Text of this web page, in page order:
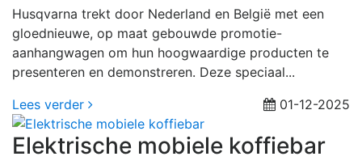
Husqvarna trekt door Nederland en België met een
gloednieuwe, op maat gebouwde promotie-
aanhangwagen om hun hoogwaardige producten te
presenteren en demonstreren. Deze speciaal...
Lees verder
01-12-2025
Elektrische mobiele koffiebar